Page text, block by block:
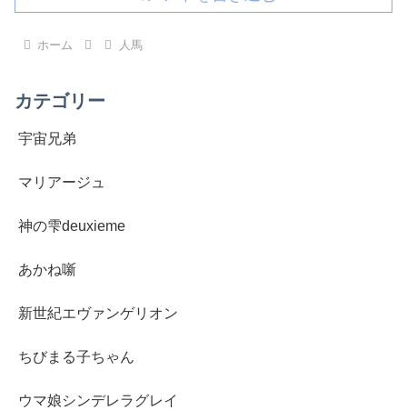
ホーム 人馬
カテゴリー
宇宙兄弟
マリアージュ
神の雫deuxieme
あかね噺
新世紀エヴァンゲリオン
ちびまる子ちゃん
ウマ娘シンデレラグレイ